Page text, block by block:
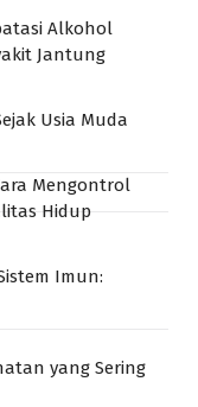
Alkohol
Jantung
Usia Muda
Mengontrol
Hidup
Imun:
yang Sering